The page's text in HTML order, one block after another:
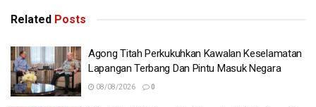
Related Posts
Agong Titah Perkukuhkan Kawalan Keselamatan
Lapangan Terbang Dan Pintu Masuk Negara
08/08/2026 0